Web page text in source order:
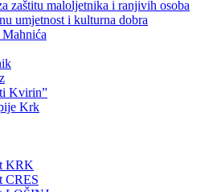
zaštitu maloljetnika i ranjivih osoba
umjetnost i kulturna dobra
Mahnića
Kvirin”
Krk
KRK
CRES